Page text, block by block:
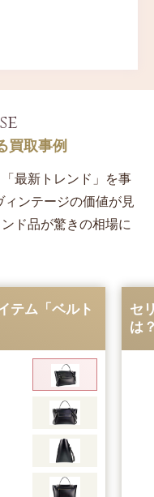
買取事例
最新トレンド」を事
ィンテージの価値が見
ド品が驚きの相場に
テム「ベルト
セ
は